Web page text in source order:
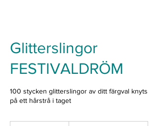
Glitterslingor
FESTIVALDRÖM
100 stycken glitterslingor av ditt färgval knyts
på ett hårstrå i taget